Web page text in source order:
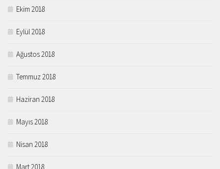
Ekim 2018
Eylül 2018
Ağustos 2018
Temmuz 2018
Haziran 2018
Mayıs 2018
Nisan 2018
Mart 2018